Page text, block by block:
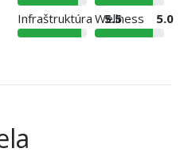
Infraštruktúra
5.5
Wellness 5.0